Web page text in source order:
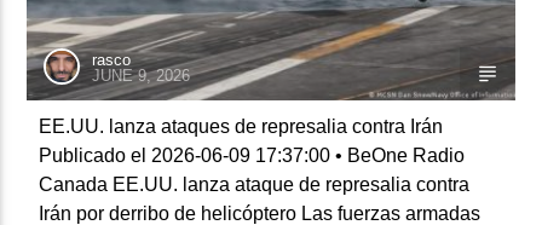
rasco
JUNE 9, 2026
EE.UU. lanza ataques de represalia contra Irán
Publicado el 2026-06-09 17:37:00 • BeOne Radio
Canada EE.UU. lanza ataque de represalia contra
Irán por derribo de helicóptero Las fuerzas armadas